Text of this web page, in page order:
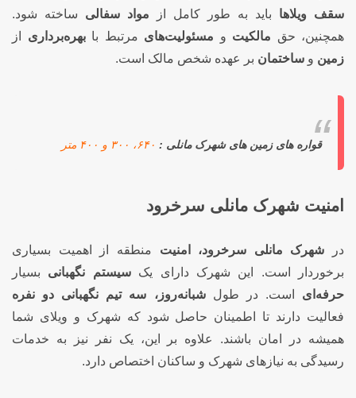
سقف ویلاها باید به طور کامل از مواد سفالی ساخته شود.
همچنین، حق مالکیت و مسئولیت‌های مرتبط بابهره‌برداری از
زمین و ساختمان بر عهده شخص مالک است.
قواره های زمین های شهرک مانلی : ۶۴۰، ۳۰۰ و ۴۰۰ متر
امنیت شهرک مانلی سرخرود
در شهرک مانلی سرخرود، امنیت منطقه از اهمیت بسیاری
برخوردار است. این شهرک دارای یکسیستم نگهبانی بسیار
حرفه‌ای است. در طولشبانه‌روز، سه تیم نگهبانی دو نفره
فعالیت دارند تا اطمینان حاصل شود که شهرک و ویلای شما
همیشه در امان باشند. علاوه بر این، یک نفر نیز به خدمات
رسیدگی به نیازهای شهرک و ساکنان اختصاص دارد.